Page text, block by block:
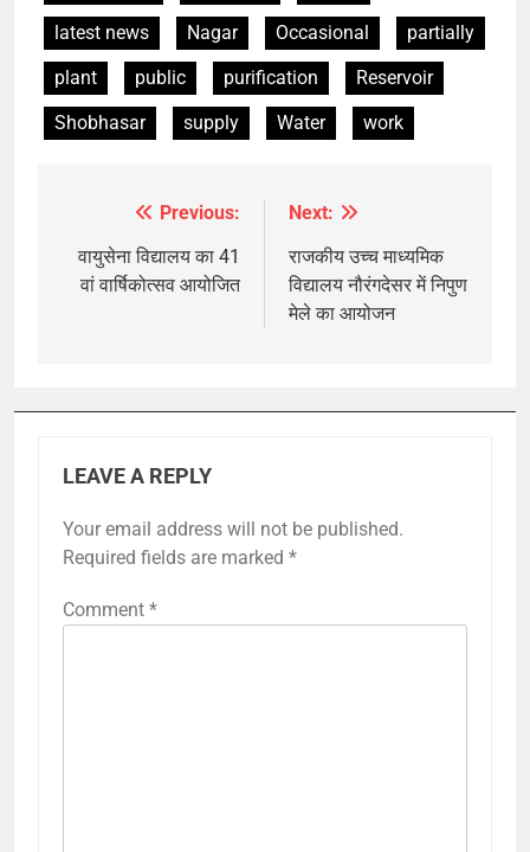
latest news
Nagar Occasional
partially
plant
public purification
Reservoir
Shobhasar
supply Water work
navigation
Previous:
वायुसेना विद्यालय का 41
वां वार्षिकोत्सव आयोजित
Next:
राजकीय उच्च माध्यमिक
विद्यालय नौरंगदेसर में निपुण
मेले का आयोजन
LEAVE A REPLY
Your email address will not be published.
Required fields are marked *
Comment *